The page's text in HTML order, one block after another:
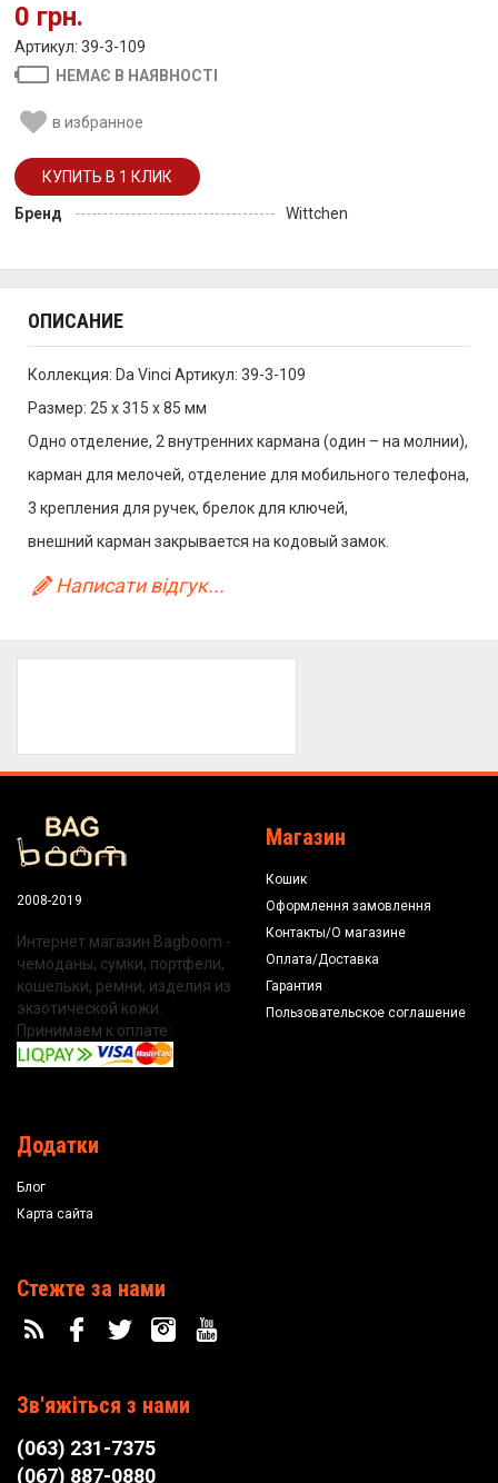
0 грн.
Артикул: 39-3-109
НЕМАЄ В НАЯВНОСТІ
в избранное
Бренд Wittchen
ОПИСАНИЕ
Коллекция: Da Vinci Артикул: 39-3-109
Размер: 25 x 315 x 85 мм
Одно отделение, 2 внутренних кармана (один – на молнии),
карман для мелочей, отделение для мобильного телефона,
3 крепления для ручек, брелок для ключей,
внешний карман закрывается на кодовый замок.
Написати відгук...
2008-2019
Интернет магазин Bagboom -
чемоданы, сумки, портфели,
кошельки, ремни, изделия из
экзотической кожи.
Принимаем к оплате:
Магазин
Кошик
Оформлення замовлення
Контакты/О магазине
Оплата/Доставка
Гарантия
Пользовательское соглашение
Додатки
Блог
Карта сайта
Стежте за нами
Зв'яжіться з нами
(063) 231-7375
(067) 887-0880